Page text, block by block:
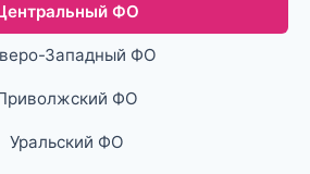
ФО
Западный ФО
ФО
Уральский ФО